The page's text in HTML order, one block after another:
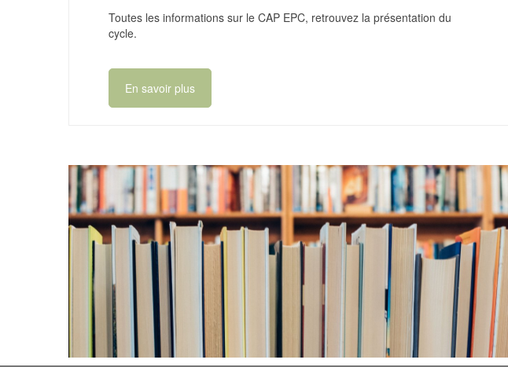
Toutes les informations sur le CAP EPC, retrouvez la présentation du
cycle.
En savoir plus